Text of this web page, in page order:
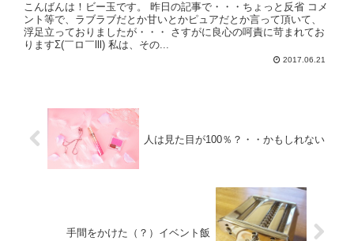
こんばんは！ビー玉です。 昨日の記事で・・・ちょっと反省 コメ
ント等で、ラブラブだとか甘いとかピュアだとか言って頂いて、
浮足立っておりましたが・・・ さすがに良心の呵責に苛まれてお
りますΣ(￣ロ￣lll) 私は、その...
2017.06.21
人は見た目が100％？・・かもしれない
手間をかけた（？）イベント飯